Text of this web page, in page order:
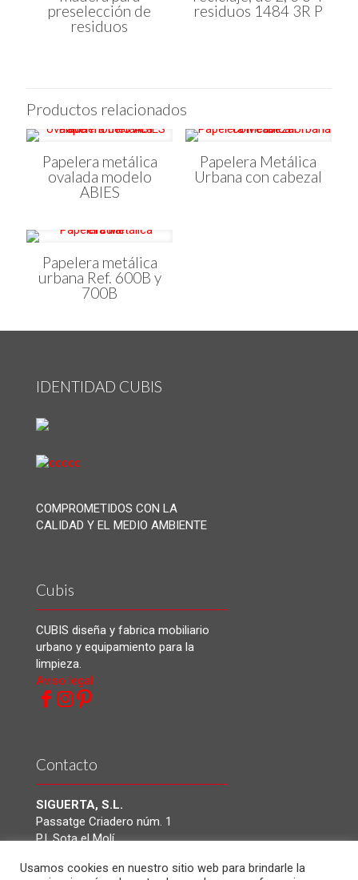
preselección de
residuos
residuos 1484 3R P
Productos relacionados
Papelera metálica
ovalada modelo
ABIES
Papelera Metálica
Urbana con cabezal
Papelera metálica
urbana Ref. 600B y
700B
IDENTIDAD CUBIS
COMPROMETIDOS CON LA
CALIDAD Y EL MEDIO AMBIENTE
Cubis
CUBIS diseña y fabrica mobiliario
urbano y equipamiento para la
limpieza.
Aviso legal
Contacto
SIGUERTA, S.L.
Passatge Criadero núm. 1
P.I. Sota el Molí
(España)
Usamos cookies en nuestro sitio web para brindarle la